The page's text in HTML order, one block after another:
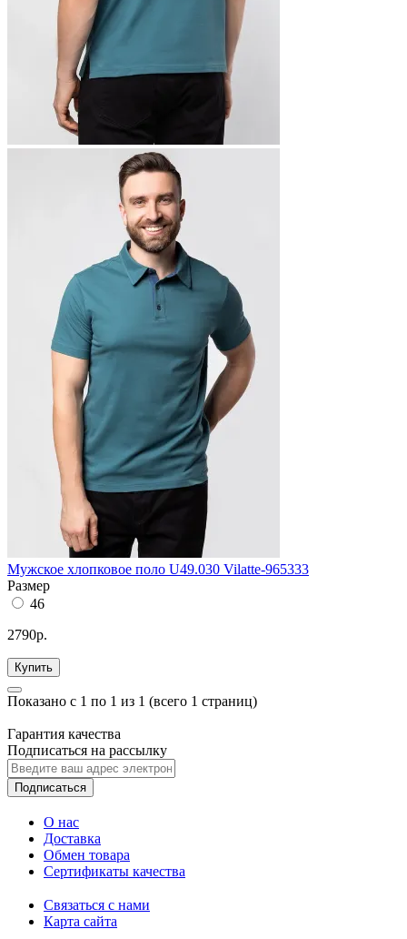
Мужское хлопковое поло U49.030 Vilatte-965333
Размер
46
2790р.
Купить
Показано с 1 по 1 из 1 (всего 1 страниц)
Гарантия качества
Подписаться на рассылку
Подписаться
О нас
Доставка
Обмен товара
Сертификаты качества
Связаться с нами
Карта сайта